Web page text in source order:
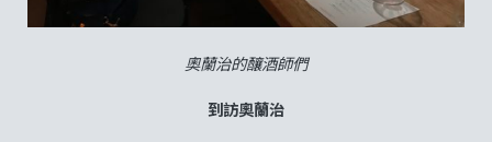
奧蘭治的釀酒師們
到訪奧蘭治